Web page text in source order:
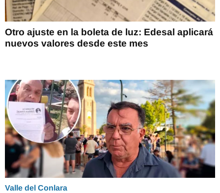
Otro ajuste en la boleta de luz: Edesal aplicará
nuevos valores desde este mes
Valle del Conlara